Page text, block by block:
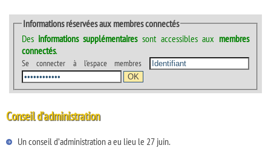
Informations réservées aux membres connectés
Des informations supplémentairessont accessibles aux membres
connectés.
Se connecter à l'espace membres
Conseil d’administration
Un conseil d’administration a eu lieu le 27 juin.